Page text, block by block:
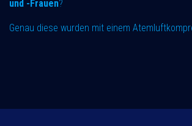
und -Frauen?
Genau diese wurden mit einem